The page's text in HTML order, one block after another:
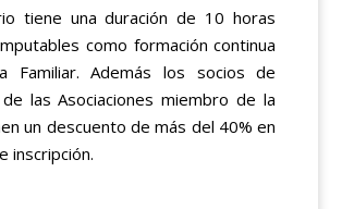
tiene una duración de 10 horas
como formación continua
Familiar. Además los socios de
de las Asociaciones miembro de la
un descuento de más del 40% en
inscripción.